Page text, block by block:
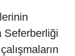
Seferberliği